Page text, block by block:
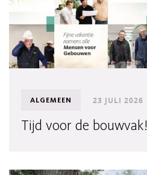
ALGEMEEN 23 JULI 2026
Tijd voor de bouwvak!